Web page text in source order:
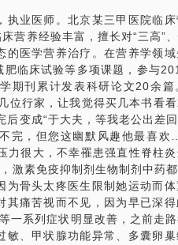
了就瘦下来了
大夫！寓教于乐是我最大天赋
！网友直呼“段子手你好！”）
享个人经历与食物故事，讲解
减肥餐。
你也做好课前课后功课哦，务
业医师。北京某三甲医院临
营养经验丰富，擅长对“三高”
的医学营养治疗。在营养学领
临床试验等多项课题，参与
期刊累计发表科研论文20余篇
位行家，让我觉得买几本书看
变成“于大夫，等我老公出差
完，但您这幽默风趣他最喜
很大，不幸罹患强直性脊柱
激素免疫抑制剂生物制剂中药
骨头太疼医生限制她运动而
痛苦视而不见，因为早已深得
一系列症状明显改善，之前走
、甲状腺功能异常、多囊卵